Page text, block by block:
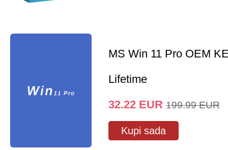
MS Win 11 Pro OEM
Lifetime
32.22 EUR 199.99 EUR
Kupi sada